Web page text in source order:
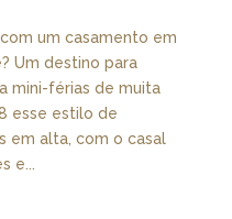
um casamento em
Um destino para
mini-férias de muita
esse estilo de
em alta, com o casal
e...